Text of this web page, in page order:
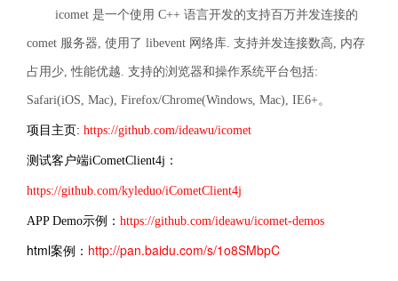
icomet 是一个使用 C++ 语言开发的支持百万并发连接的
comet 服务器, 使用了 libevent 网络库. 支持并发连接数高, 内存
占用少, 性能优越. 支持的浏览器和操作系统平台包括:
Safari(iOS, Mac), Firefox/Chrome(Windows, Mac), IE6+。
项目主页: https://github.com/ideawu/icomet
测试客户端iCometClient4j：
https://github.com/kyleduo/iCometClient4j
APP Demo示例： https://github.com/ideawu/icomet-demos
html案例： http://pan.baidu.com/s/1o8SMbpC